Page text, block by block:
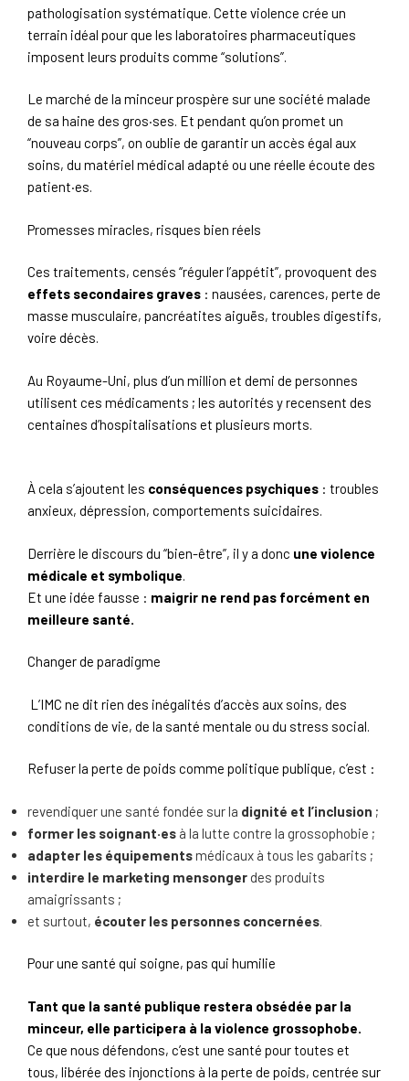
pathologisation systématique. Cette violence crée un
terrain idéal pour que les laboratoires pharmaceutiques
imposent leurs produits comme “solutions”.
Le marché de la minceur prospère sur une société malade
de sa haine des gros·ses. Et pendant qu’on promet un
“nouveau corps”, on oublie de garantir un accès égal aux
soins, du matériel médical adapté ou une réelle écoute des
patient·es.
Promesses miracles, risques bien réels
Ces traitements, censés “réguler l’appétit”, provoquent des
effets secondaires graves : nausées, carences, perte de
masse musculaire, pancréatites aiguës, troubles digestifs,
voire décès.
Au Royaume-Uni, plus d’un million et demi de personnes
utilisent ces médicaments ; les autorités y recensent des
centaines d’hospitalisations et plusieurs morts.
À cela s’ajoutent les conséquences psychiques : troubles
anxieux, dépression, comportements suicidaires.
Derrière le discours du “bien-être”, il y a donc une violence
médicale et symbolique.
Et une idée fausse : maigrir ne rend pas forcément en
meilleure santé.
Changer de paradigme
L’IMC ne dit rien des inégalités d’accès aux soins, des
conditions de vie, de la santé mentale ou du stress social.
Refuser la perte de poids comme politique publique, c’est :
revendiquer une santé fondée sur la dignité et l’inclusion ;
former les soignant·es à la lutte contre la grossophobie ;
adapter les équipementsmédicaux à tous les gabarits ;
interdire le marketing mensonger des produits
amaigrissants ;
et surtout, écouter les personnes concernées.
Pour une santé qui soigne, pas qui humilie
Tant que la santé publique restera obsédée par la
minceur, elle participera à la violence grossophobe.
Ce que nous défendons, c’est une santé pour toutes et
tous, libérée des injonctions à la perte de poids, centrée sur